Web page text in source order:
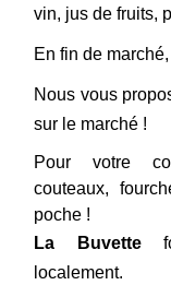
vin, jus de fruits,
En fin de marché,
Nous vous
sur le marché !
Pour votre
couteaux,
poche !
La Buvette
localement.